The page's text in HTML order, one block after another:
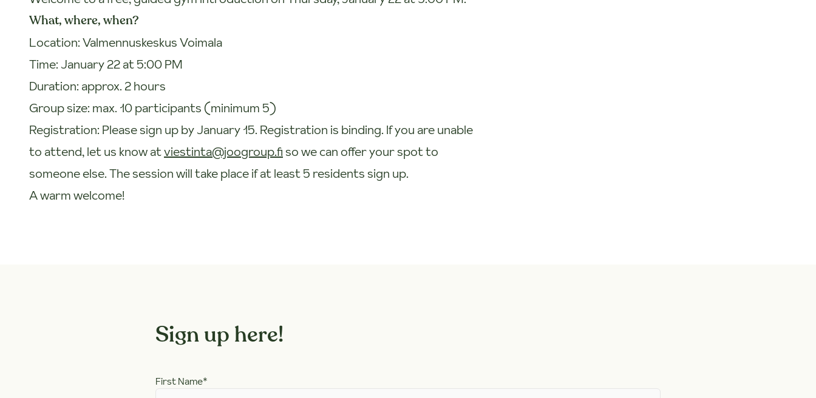
What, where, when?
Location: Valmennuskeskus Voimala
Time: January 22 at 5:00 PM
Duration: approx. 2 hours
Group size: max. 10 participants (minimum 5)
Registration: Please sign up by January 15. Registration is binding. If you are unable
to attend, let us know atviestinta@joogroup.fiso we can offer your spot to
someone else. The session will take place if at least 5 residents sign up.
A warm welcome!
Sign up here!
First Name*